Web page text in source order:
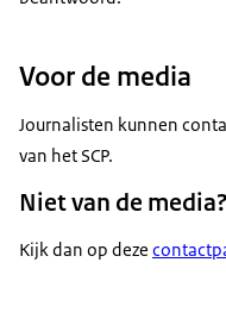
Voor de media
Journalisten kunnen
van het SCP.
Niet van de media?
Kijk dan op deze